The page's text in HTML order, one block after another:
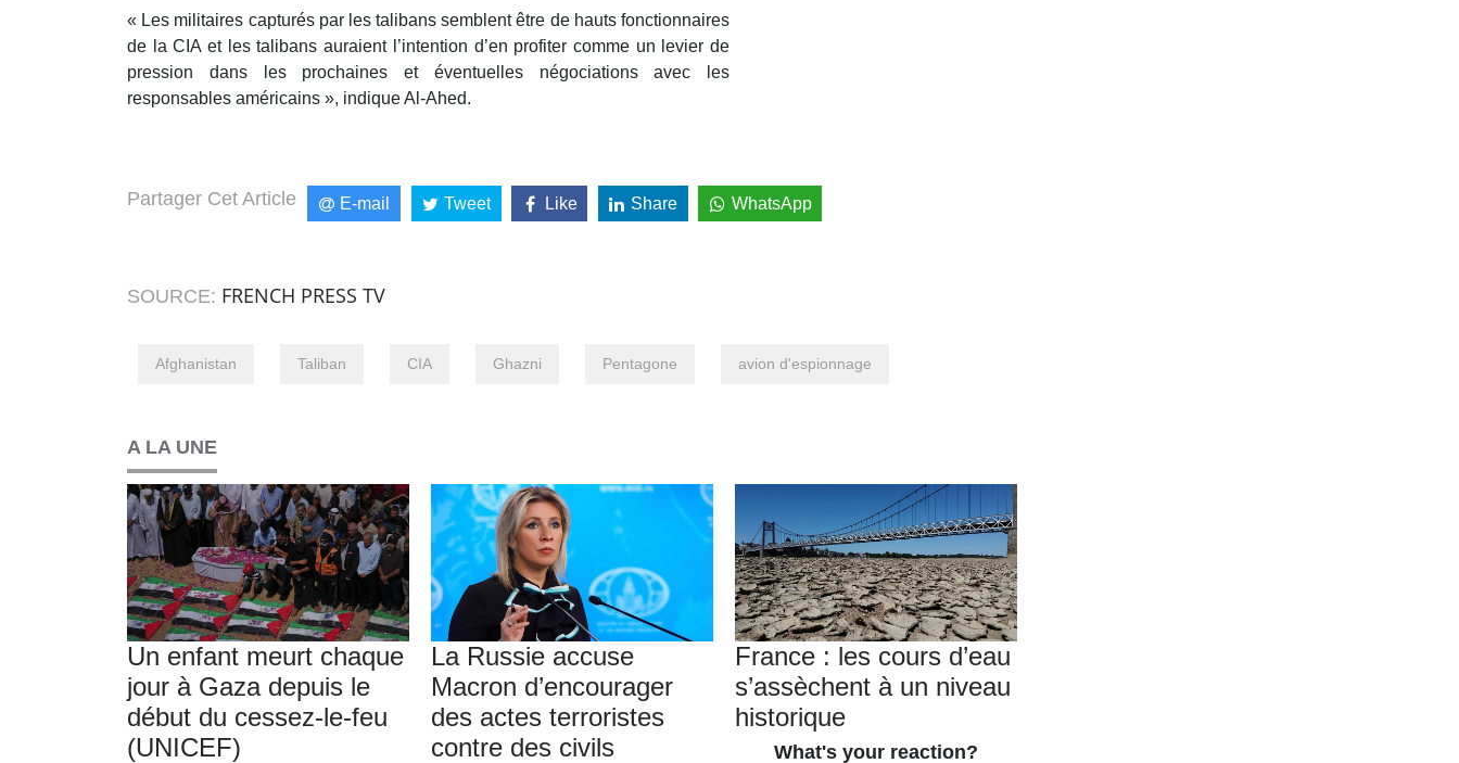
« Les militaires capturés par les talibans semblent être de hauts fonctionnaires
de la CIA et les talibans auraient l’intention d’en profiter comme un levier de
pression dans les prochaines et éventuelles négociations avec les
responsables américains », indique Al-Ahed.
Partager Cet Article E-mail Tweet Like Share WhatsApp
SOURCE: FRENCH PRESS TV
Afghanistan Taliban CIA Ghazni Pentagone avion d'espionnage
A LA UNE
Un enfant meurt chaque
jour à Gaza depuis le
début du cessez-le-feu
(UNICEF)
La Russie accuse
Macron d’encourager
des actes terroristes
contre des civils
France : les cours d’eau
s’assèchent à un niveau
historique